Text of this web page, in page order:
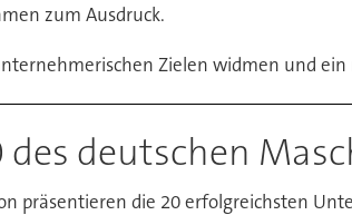
zum Ausdruck.
Zielen widmen und
des deutschen
präsentieren die 20 erfolgreichsten